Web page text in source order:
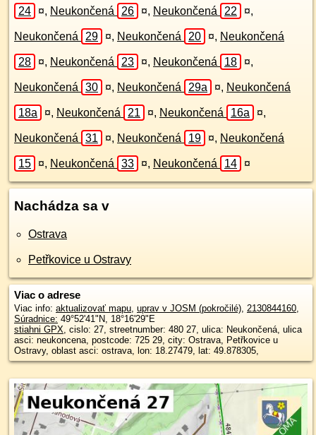
24 ¤, Neukončená 26 ¤, Neukončená 22 ¤,
Neukončená 29 ¤, Neukončená 20 ¤, Neukončená
28 ¤, Neukončená 23 ¤, Neukončená 18 ¤,
Neukončená 30 ¤, Neukončená 29a ¤, Neukončená
18a ¤, Neukončená 21 ¤, Neukončená 16a ¤,
Neukončená 31 ¤, Neukončená 19 ¤, Neukončená
15 ¤, Neukončená 33 ¤, Neukončená 14 ¤
Nachádza sa v
Ostrava
Petřkovice u Ostravy
Viac o adrese
Viac info: aktualizovať mapu, uprav v JOSM (pokročilé), 2130844160,
Súradnice: 49°52'41"N, 18°16'29"E
stiahni GPX, cislo: 27, streetnumber: 480 27, ulica: Neukončená, ulica
asci: neukoncena, postcode: 725 29, city: Ostrava, Petřkovice u
Ostravy, oblast asci: ostrava, lon: 18.27479, lat: 49.878305,